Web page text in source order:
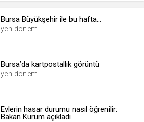
.web.tv
Oturum doğrulama verisi
channelCategories
1 yıl
Bursa Büyükşehir ile bu hafta...
yenidonem
Bursa’da kartpostallık görüntü
yenidonem
Evlerin hasar durumu nasıl öğrenilir:
Bakan Kurum açıkladı